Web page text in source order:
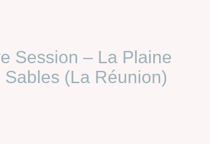
Session – La Plaine
Sables (La Réunion)